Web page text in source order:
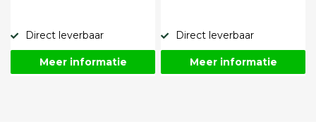
Direct leverbaar
Meer informatie
Direct leverbaar
Meer informatie